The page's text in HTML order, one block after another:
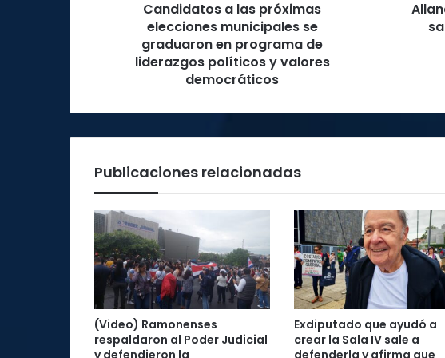
liderazgos
Candidatos a las próximas
elecciones municipales se
graduaron en programa de
liderazgos políticos y valores
democráticos
este
viernes
Publicaciones relacionadas
(Video) Ramonenses
respaldaron al Poder Judicial
Exdiputado que ayudó a
crear la Sala IV sale a